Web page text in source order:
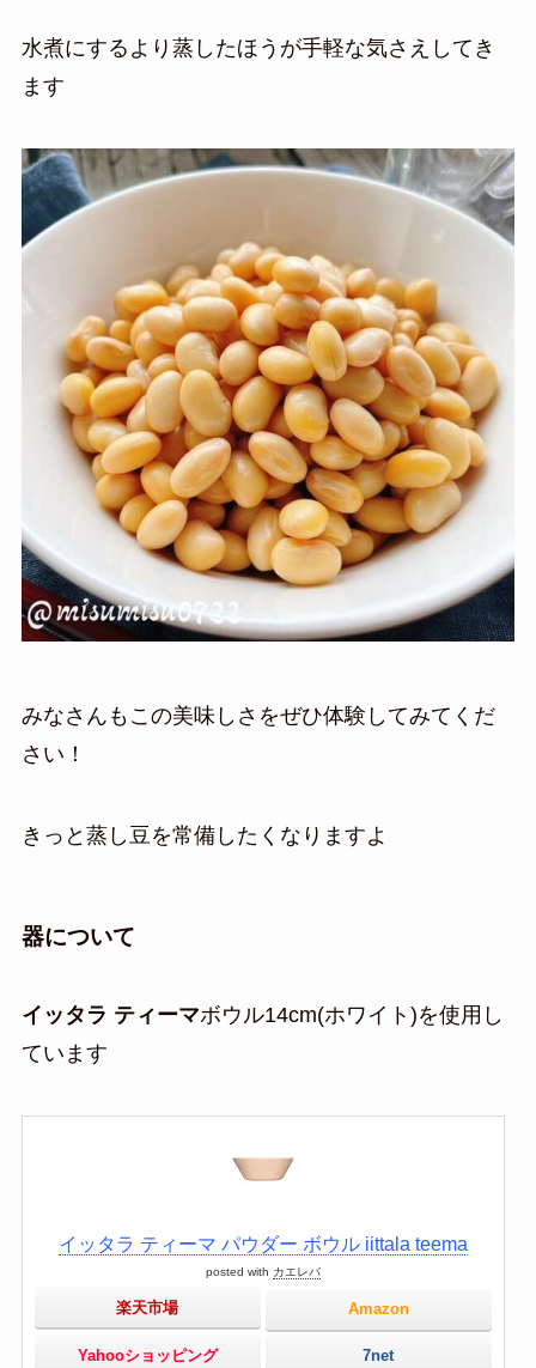
水煮にするより蒸したほうが手軽な気さえしてき
ます
みなさんもこの美味しさをぜひ体験してみてくだ
さい！
きっと蒸し豆を常備したくなりますよ
器について
イッタラ ティーマボウル14cm(ホワイト)を使用し
ています
イッタラ ティーマ パウダー ボウル iittala teema
posted with カエレバ
楽天市場 Amazon
Yahooショッピング 7net